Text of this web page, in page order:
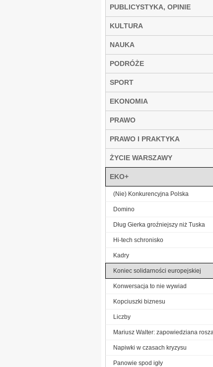
PUBLICYSTYKA, OPINIE
KULTURA
NAUKA
PODRÓŻE
SPORT
EKONOMIA
PRAWO
PRAWO I PRAKTYKA
ŻYCIE WARSZAWY
EKO+
(Nie) Konkurencyjna Polska
Domino
Dług Gierka groźniejszy niż Tuska
Hi-tech schronisko
Kadry
Koniec solidarności europejskiej
Konwersacja to nie wywiad
Kopciuszki biznesu
Liczby
Mariusz Walter: zapowiedziana
Napiwki w czasach kryzysu
Panowie spod igły